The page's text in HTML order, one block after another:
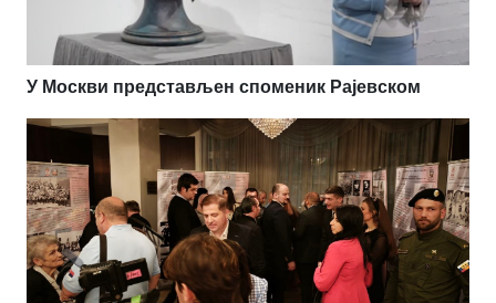
У Москви представљен споменик Рајевском